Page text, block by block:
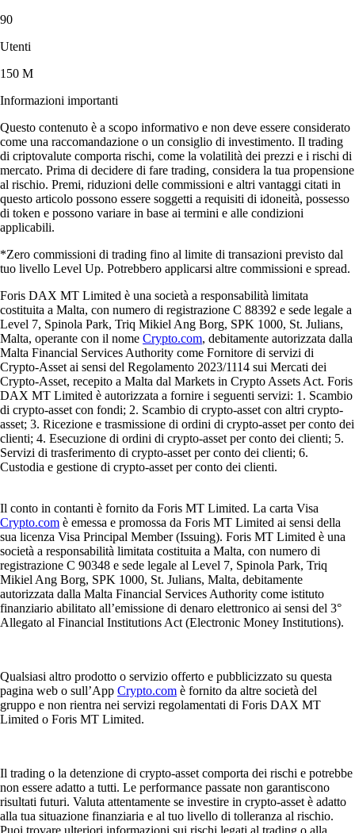
90
Utenti
150 M
Informazioni importanti
Questo contenuto è a scopo informativo e non deve essere considerato
come una raccomandazione o un consiglio di investimento. Il trading
di criptovalute comporta rischi, come la volatilità dei prezzi e i rischi di
mercato. Prima di decidere di fare trading, considera la tua propensione
al rischio. Premi, riduzioni delle commissioni e altri vantaggi citati in
questo articolo possono essere soggetti a requisiti di idoneità, possesso
di token e possono variare in base ai termini e alle condizioni
applicabili.
*Zero commissioni di trading fino al limite di transazioni previsto dal
tuo livello Level Up. Potrebbero applicarsi altre commissioni e spread.
Foris DAX MT Limited è una società a responsabilità limitata
costituita a Malta, con numero di registrazione C 88392 e sede legale a
Level 7, Spinola Park, Triq Mikiel Ang Borg, SPK 1000, St. Julians,
Malta, operante con il nome Crypto.com, debitamente autorizzata dalla
Malta Financial Services Authority come Fornitore di servizi di
Crypto-Asset ai sensi del Regolamento 2023/1114 sui Mercati dei
Crypto-Asset, recepito a Malta dal Markets in Crypto Assets Act. Foris
DAX MT Limited è autorizzata a fornire i seguenti servizi: 1. Scambio
di crypto-asset con fondi; 2. Scambio di crypto-asset con altri crypto-
asset; 3. Ricezione e trasmissione di ordini di crypto-asset per conto dei
clienti; 4. Esecuzione di ordini di crypto-asset per conto dei clienti; 5.
Servizi di trasferimento di crypto-asset per conto dei clienti; 6.
Custodia e gestione di crypto-asset per conto dei clienti.
Il conto in contanti è fornito da Foris MT Limited. La carta Visa
Crypto.com è emessa e promossa da Foris MT Limited ai sensi della
sua licenza Visa Principal Member (Issuing). Foris MT Limited è una
società a responsabilità limitata costituita a Malta, con numero di
registrazione C 90348 e sede legale al Level 7, Spinola Park, Triq
Mikiel Ang Borg, SPK 1000, St. Julians, Malta, debitamente
autorizzata dalla Malta Financial Services Authority come istituto
finanziario abilitato all’emissione di denaro elettronico ai sensi del 3°
Allegato al Financial Institutions Act (Electronic Money Institutions).
Qualsiasi altro prodotto o servizio offerto e pubblicizzato su questa
pagina web o sull’App Crypto.com è fornito da altre società del
gruppo e non rientra nei servizi regolamentati di Foris DAX MT
Limited o Foris MT Limited.
Il trading o la detenzione di crypto-asset comporta dei rischi e potrebbe
non essere adatto a tutti. Le performance passate non garantiscono
risultati futuri. Valuta attentamente se investire in crypto-asset è adatto
alla tua situazione finanziaria e al tuo livello di tolleranza al rischio.
Puoi trovare ulteriori informazioni sui rischi legati al trading o alla